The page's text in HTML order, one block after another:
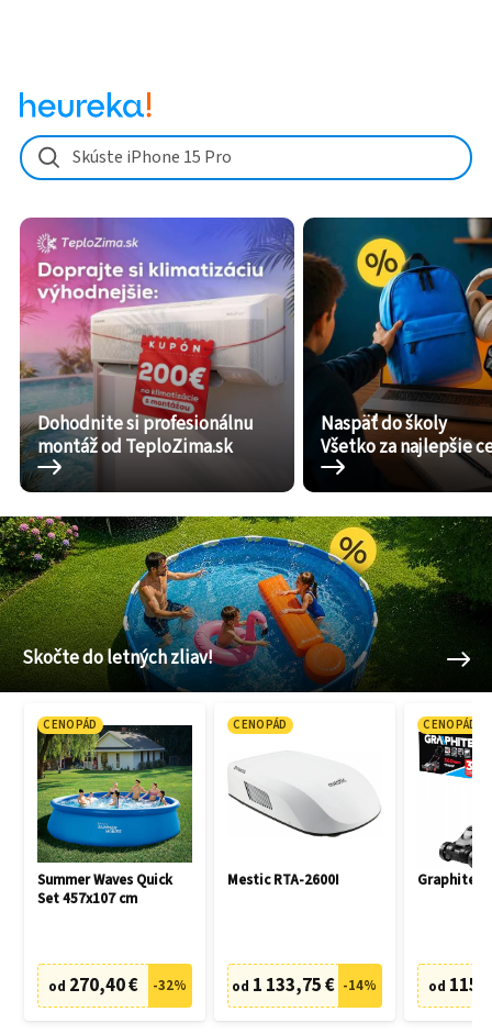
Skúste iPhone 15 Pro
Dohodnite si profesionálnu
montáž od TeploZima.sk
Naspäť do školy
Všetko za najlepšie
Skočte do letných zliav!
CENOPÁD
Summer Waves Quick
Set 457x107 cm
od 270,40 € -32%
CENOPÁD
Mestic RTA-2600I
od 1 133,75 € -14%
CENOPÁD
Graphite
od